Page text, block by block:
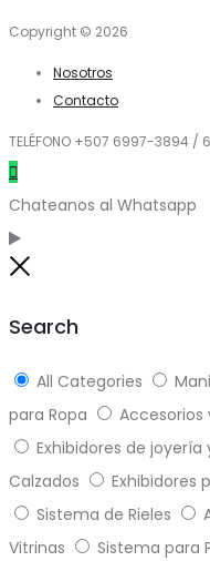
Copyright © 2026
Nosotros
Contacto
TELÉFONO +507 6997-3894
Chateanos al Whatsapp
Search
All Categories
para Ropa
Accesorios
Exhibidores de
Calzados
Exhibidores
Sistema de Rieles
Vitrinas
Sistema para